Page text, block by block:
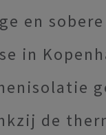
en
in
de